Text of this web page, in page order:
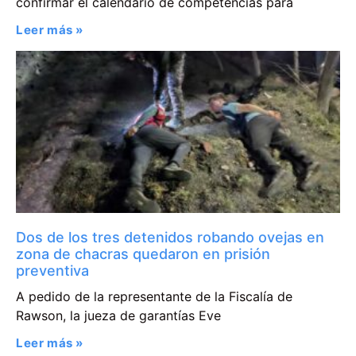
Leer más »
Dos de los tres detenidos robando ovejas en
zona de chacras quedaron en prisión
preventiva
A pedido de la representante de la Fiscalía de
Rawson, la jueza de garantías Eve
Leer más »